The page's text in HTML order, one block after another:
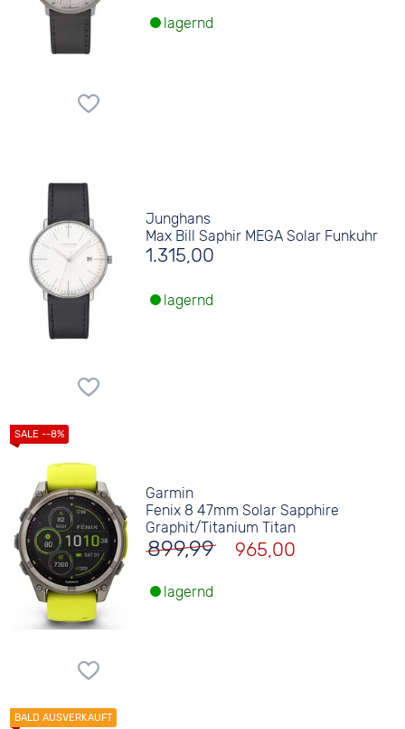
lagernd
Junghans
Max Bill Saphir MEGA Solar Funkuhr
1.315,00
lagernd
Garmin
Fenix 8 47mm Solar Sapphire
Graphit/Titanium Titan
899,99 965,00
lagernd